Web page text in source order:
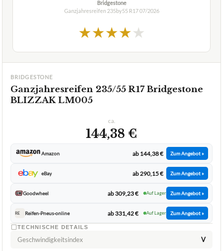
Bridgestone
Ganzjahresreifen 235by55 R1707/2026
★★★★★
BRIDGESTONE
Ganzjahresreifen 235/55 R17 Bridgestone
BLIZZAK LM005
ca.
144,38 €
Amazon ab 144,38 € Zum Angebot »
eBay ab 290,15 € Zum Angebot »
Goodwheel ab 309,23 € Auf Lager Zum Angebot »
RE Reifen-Pneus-online ab 331,42 € Auf Lager Zum Angebot »
TECHNISCHE DETAILS
Geschwindigkeitsindex V